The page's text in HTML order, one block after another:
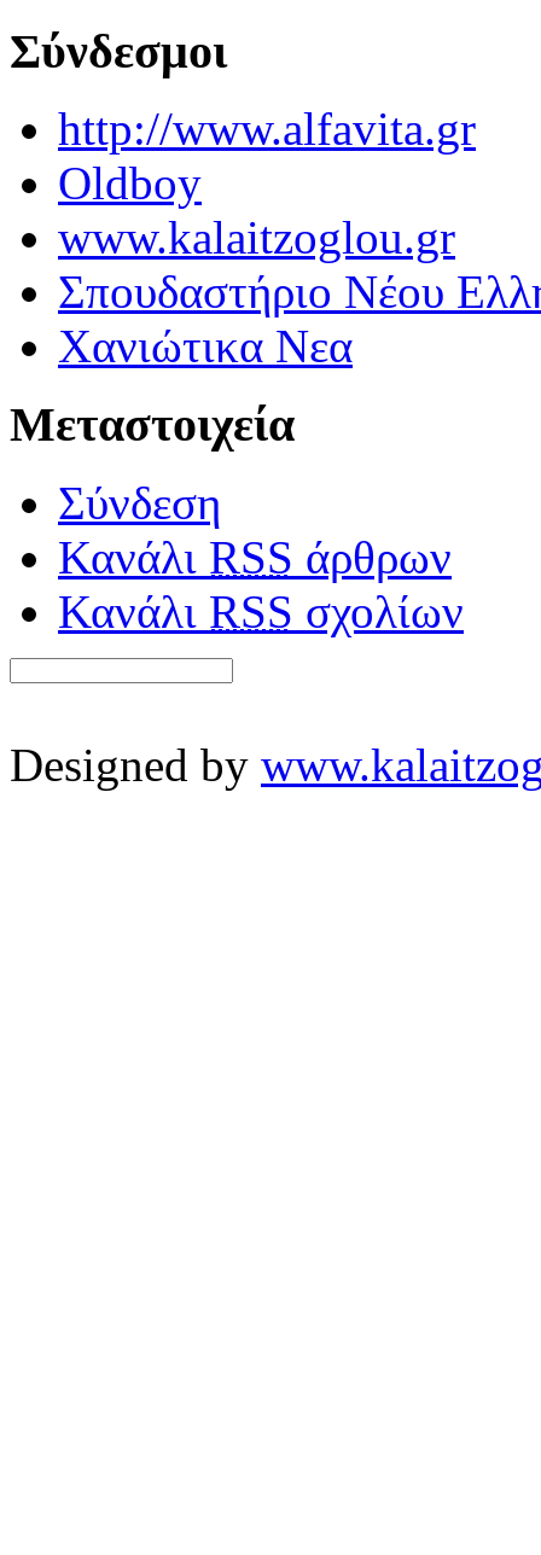
Σύνδεσμοι
http://www.alfavita.gr
Oldboy
www.kalaitzoglou.gr
Σπουδαστήριο Νέου
Χανιώτικα Νεα
Μεταστοιχεία
Σύνδεση
Κανάλι RSS άρθρων
Κανάλι RSS σχολίων
Designed by